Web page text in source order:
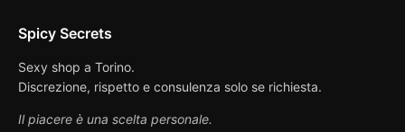
Spicy Secrets
Sexy shop a Torino.
Discrezione, rispetto e consulenza solo se richiesta.
Il piacere è una scelta personale.